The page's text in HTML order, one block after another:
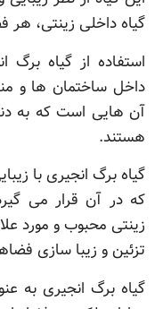
گیاه داخلی زینتی، هر
استفاده از گیاه برگ
داخل ساختمان ها و
آن هایی است که به
هستند.
گیاه برگ انجیری با
که در آن قرار می
زینتی محبوب و مورد
تزئین و زیبا سازی
گیاه برگ انجیری به